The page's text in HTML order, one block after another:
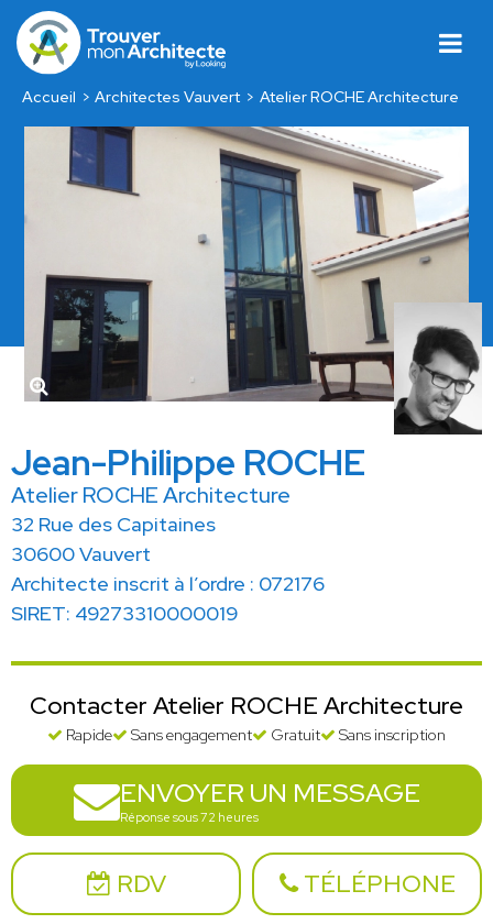
Accueil Architectes Vauvert Atelier ROCHE Architecture
Jean-Philippe ROCHE
Atelier ROCHE Architecture
32 Rue des Capitaines
30600 Vauvert
Architecte inscrit à l’ordre : 072176
SIRET: 49273310000019
Contacter Atelier ROCHE Architecture
Rapide Sans engagement Gratuit Sans inscription
ENVOYER UN MESSAGE
Réponse sous 72 heures
RDV TÉLÉPHONE